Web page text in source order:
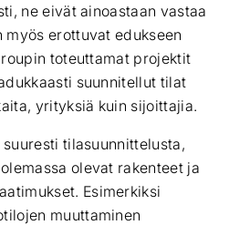
ne eivät ainoastaan vastaa
erottuvat edukseen
toteuttamat projektit
suunnitellut tilat
yrityksiä kuin sijoittajia.
tilasuunnittelusta,
olevat rakenteet ja
Esimerkiksi
muuttaminen